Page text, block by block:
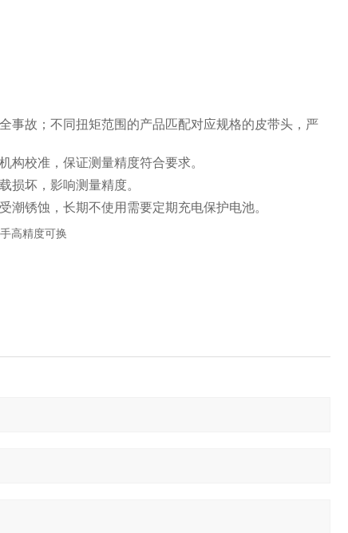
事故；不同扭矩范围的产品匹配对应规格的皮带头，严
构校准，保证测量精度符合要求。
损坏，影响测量精度。
锈蚀，长期不使用需要定期充电保护电池。